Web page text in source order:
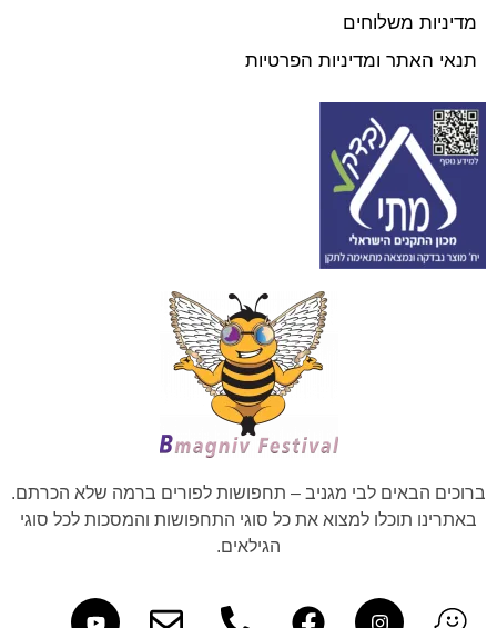
מדיניות משלוחים
תנאי האתר ומדיניות הפרטיות
ברוכים הבאים לבי מגניב – תחפושות לפורים ברמה שלא הכרתם.
באתרינו תוכלו למצוא את כל סוגי התחפושות והמסכות לכל סוגי
הגילאים.